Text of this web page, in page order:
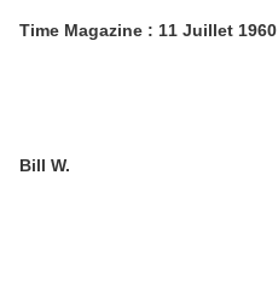
Time Magazine : 11 Juillet 1960
Bill W.